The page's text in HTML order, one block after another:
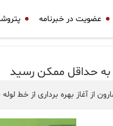
عضویت در خبرنامه
جدید انتقال گاز شیرین واحد بهره برداری مارون 6 خبر داد.